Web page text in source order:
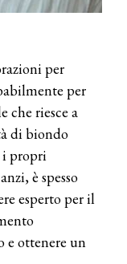
per
per
che riesce a
di biondo
i propri
è spesso
esperto per il
e ottenere un